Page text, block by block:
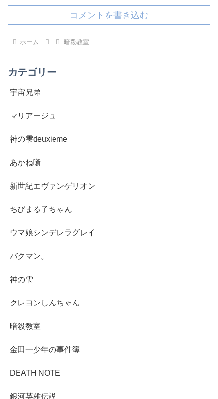
コメントを書き込む
ホーム 暗殺教室
カテゴリー
宇宙兄弟
マリアージュ
神の雫deuxieme
あかね噺
新世紀エヴァンゲリオン
ちびまる子ちゃん
ウマ娘シンデレラグレイ
バクマン。
神の雫
クレヨンしんちゃん
暗殺教室
金田一少年の事件簿
DEATH NOTE
銀河英雄伝説